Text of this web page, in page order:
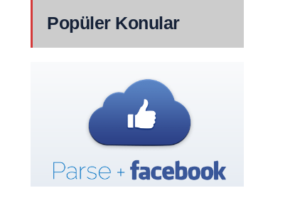
Popüler Konular